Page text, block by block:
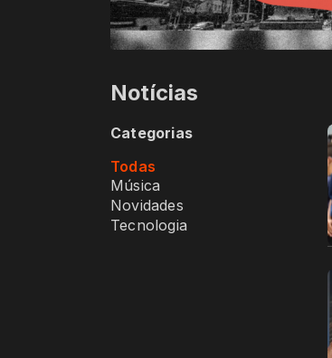
Notícias
Categorias
Todas
Música
Novidades
Tecnologia